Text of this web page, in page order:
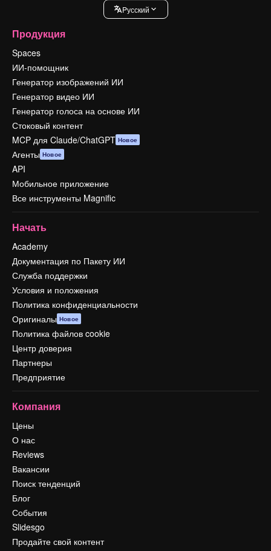
Pусский
Продукция
Spaces
ИИ-помощник
Генератор изображений ИИ
Генератор видео ИИ
Генератор голоса на основе ИИ
Стоковый контент
MCP для Claude/ChatGPT Новое
Агенты Новое
API
Мобильное приложение
Все инструменты Magnific
Начать
Academy
Документация по Пакету ИИ
Служба поддержки
Условия и положения
Политика конфиденциальности
Оригиналы Новое
Политика файлов cookie
Центр доверия
Партнеры
Предприятие
Компания
Цены
О нас
Reviews
Вакансии
Поиск тенденций
Блог
События
Slidesgo
Продайте свой контент